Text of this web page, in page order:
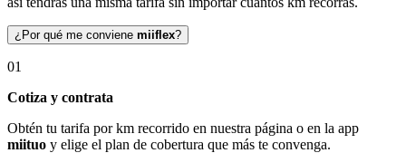
¿Por qué me conviene miiflex?
01
Cotiza y contrata
Obtén tu tarifa por km recorrido en nuestra página o en la app
miituo y elige el plan de cobertura que más te convenga.